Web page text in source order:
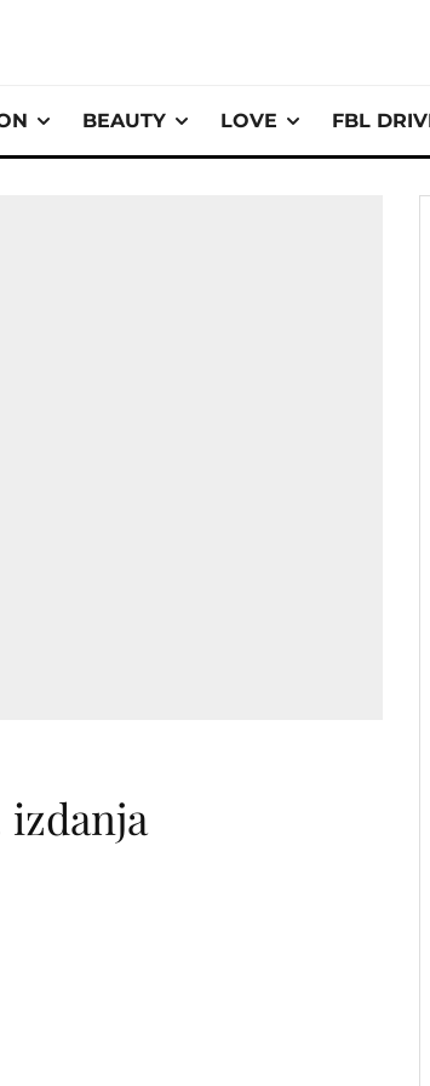
BEAUTY LOVE FBL
izdanja